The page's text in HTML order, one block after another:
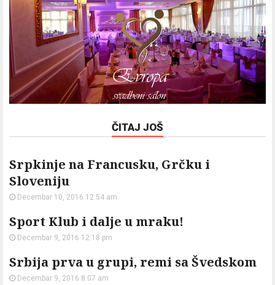
ČITAJ JOŠ
Srpkinje na Francusku, Grčku i
Sloveniju
Decembar 10, 2016 12:54 am
Sport Klub i dalje u mraku!
Decembar 9, 2016 12:18 pm
Srbija prva u grupi, remi sa Švedskom
Decembar 9, 2016 8:07 am